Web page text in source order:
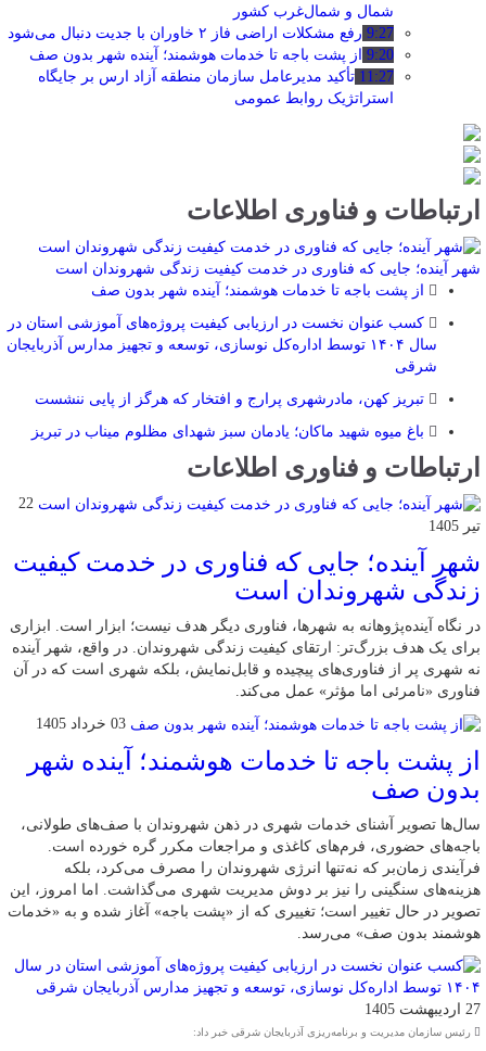
شمال و شمال‌غرب کشور
9:27 رفع مشکلات اراضی فاز ۲ خاوران با جدیت دنبال می‌شود
9:20 از پشت باجه تا خدمات هوشمند؛ آینده شهر بدون صف
11:27 تأکید مدیرعامل سازمان منطقه آزاد ارس بر جایگاه
استراتژیک روابط عمومی
ارتباطات و فناوری اطلاعات
شهر آینده؛ جایی که فناوری در خدمت کیفیت زندگی شهروندان است
از پشت باجه تا خدمات هوشمند؛ آینده شهر بدون صف
کسب عنوان نخست در ارزیابی کیفیت پروژه‌های آموزشی استان در
سال ۱۴۰۴ توسط اداره‌کل نوسازی، توسعه و تجهیز مدارس آذربایجان
شرقی
تبریز کهن، مادرشهری پرارج و افتخار که هرگز از پایی ننشست
باغ میوه شهید ماکان؛ یادمان سبز شهدای مظلوم میناب در تبریز
ارتباطات و فناوری اطلاعات
22
تیر 1405
شهر آینده؛ جایی که فناوری در خدمت کیفیت
زندگی شهروندان است
در نگاه آینده‌پژوهانه به شهرها، فناوری دیگر هدف نیست؛ ابزار است. ابزاری
برای یک هدف بزرگ‌تر: ارتقای کیفیت زندگی شهروندان. در واقع، شهر آینده
نه شهری پر از فناوری‌های پیچیده و قابل‌نمایش، بلکه شهری است که در آن
فناوری «نامرئی اما مؤثر» عمل می‌کند.
03 خرداد 1405
از پشت باجه تا خدمات هوشمند؛ آینده شهر
بدون صف
سال‌ها تصویر آشنای خدمات شهری در ذهن شهروندان با صف‌های طولانی،
باجه‌های حضوری، فرم‌های کاغذی و مراجعات مکرر گره خورده است.
فرآیندی زمان‌بر که نه‌تنها انرژی شهروندان را مصرف می‌کرد، بلکه
هزینه‌های سنگینی را نیز بر دوش مدیریت شهری می‌گذاشت. اما امروز، این
تصویر در حال تغییر است؛ تغییری که از «پشت باجه» آغاز شده و به «خدمات
هوشمند بدون صف» می‌رسد.
27 اردیبهشت 1405
رئیس سازمان مدیریت و برنامه‌ریزی آذربایجان شرقی خبر داد: